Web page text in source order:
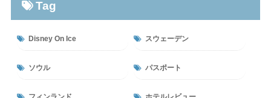
Tag
Disney On Ice スウェーデン
ソウル パスポート